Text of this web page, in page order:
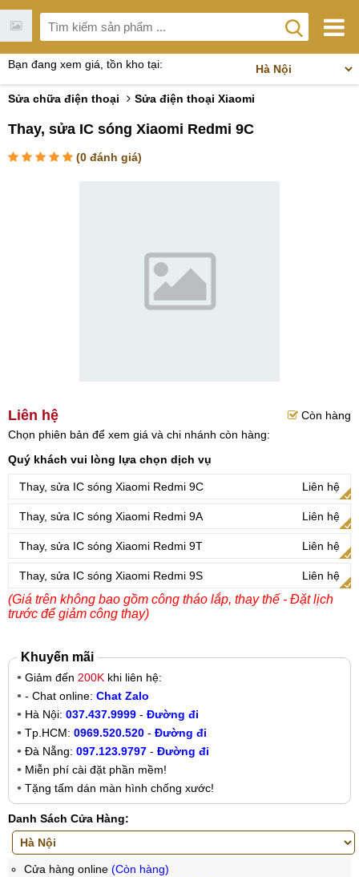
Bạn đang xem giá, tồn kho tại:
Sửa chữa điện thoại Sửa điện thoại Xiaomi
Thay, sửa IC sóng Xiaomi Redmi 9C
(0 đánh giá)
Liên hệ
Còn hàng
Chọn phiên bản để xem giá và chi nhánh còn hàng:
Quý khách vui lòng lựa chọn dịch vụ
Thay, sửa IC sóng Xiaomi Redmi 9C Liên hệ
Thay, sửa IC sóng Xiaomi Redmi 9A Liên hệ
Thay, sửa IC sóng Xiaomi Redmi 9T Liên hệ
Thay, sửa IC sóng Xiaomi Redmi 9S Liên hệ
(Giá trên không bao gồm công tháo lắp, thay thế - Đặt lịch
trước để giảm công thay)
Khuyến mãi
Giảm đến 200K khi liên hệ:
- Chat online: Chat Zalo
Hà Nội: 037.437.9999 - Đường đi
Tp.HCM: 0969.520.520 - Đường đi
Đà Nẵng: 097.123.9797 - Đường đi
Miễn phí cài đặt phần mềm!
Tặng tấm dán màn hình chống xước!
Danh Sách Cửa Hàng:
Cửa hàng online (Còn hàng)